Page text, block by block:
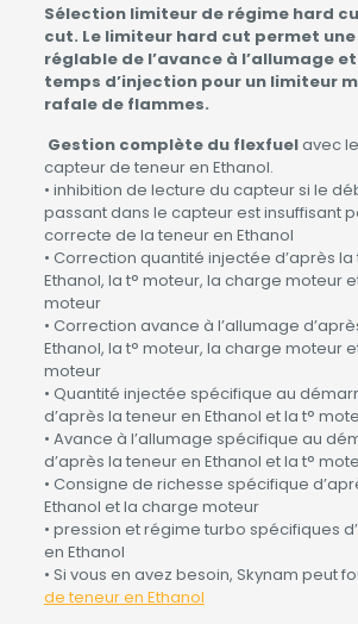
Sélection limiteur de régime hard
cut. Le limiteur hard cut permet
réglable de l’avance à l’allumage
temps d’injection pour un limiteur
rafale de flammes.
Gestion complète du flexfuelavec
capteur de teneur en Ethanol.
• inhibition de lecture du capteur si le
passant dans le capteur est insuffisant
correcte de la teneur en Ethanol
• Correction quantité injectée d’après
Ethanol, la t° moteur, la charge moteur
moteur
• Correction avance à l’allumage
Ethanol, la t° moteur, la charge moteur
moteur
• Quantité injectée spécifique au
d’après la teneur en Ethanol et la t°
• Avance à l’allumage spécifique au
d’après la teneur en Ethanol et la t°
• Consigne de richesse spécifique
Ethanol et la charge moteur
• pression et régime turbo spécifiques
en Ethanol
• Si vous en avez besoin, Skynam peut
de teneur en Ethanol